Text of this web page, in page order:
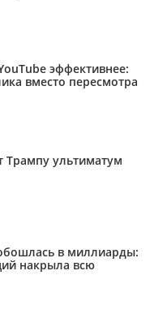
эффективнее:
вместо пересмотра
Трампу ультиматум
в миллиарды:
накрыла всю